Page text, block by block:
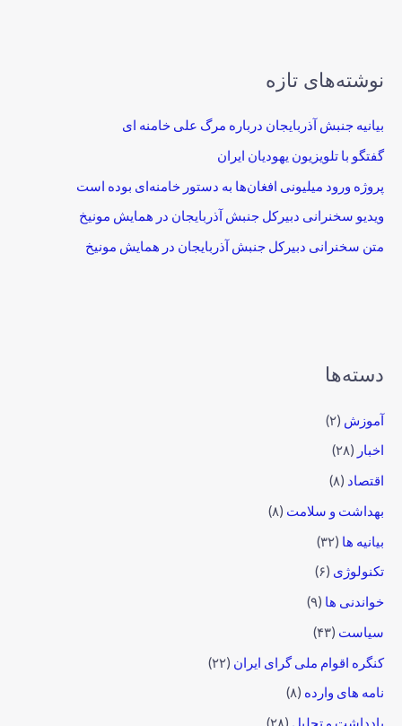
نوشته‌های تازه
بیانیه جنبش آذربایجان درباره مرگ علی خامنه ای
گفتگو با تلویزیون یهودیان ایران
پروژه ورود میلیونی افغان‌ها به دستور خامنه‌ای بوده است
ویدیو سخنرانی دبیرکل جنبش آذربایجان در همایش مونیخ
متن سخنرانی دبیرکل جنبش آذربایجان در همایش مونیخ
دسته‌ها
آموزش (۲)
اخبار (۲۸)
اقتصاد (۸)
بهداشت و سلامت (۸)
بیانیه ها (۳۲)
تکنولوژی (۶)
خواندنی ها (۹)
سیاست (۴۳)
کنگره اقوام ملی گرای ایران (۲۲)
نامه های وارده (۸)
یادداشت و تحلیل (۲۸)